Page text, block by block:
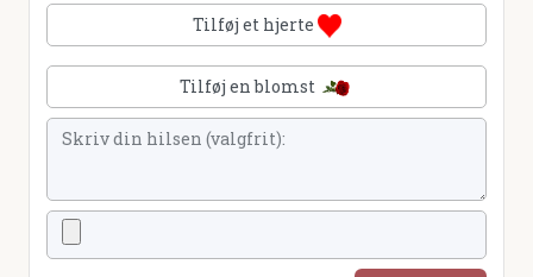
Tilføj et hjerte
Tilføj en blomst